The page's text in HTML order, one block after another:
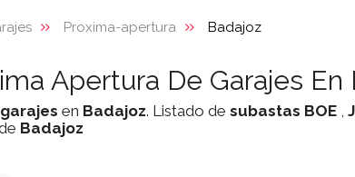
Proxima-apertura Badajoz
Apertura De Garajes En
garajes en Badajoz. Listado de subastas BOE ,
Badajoz